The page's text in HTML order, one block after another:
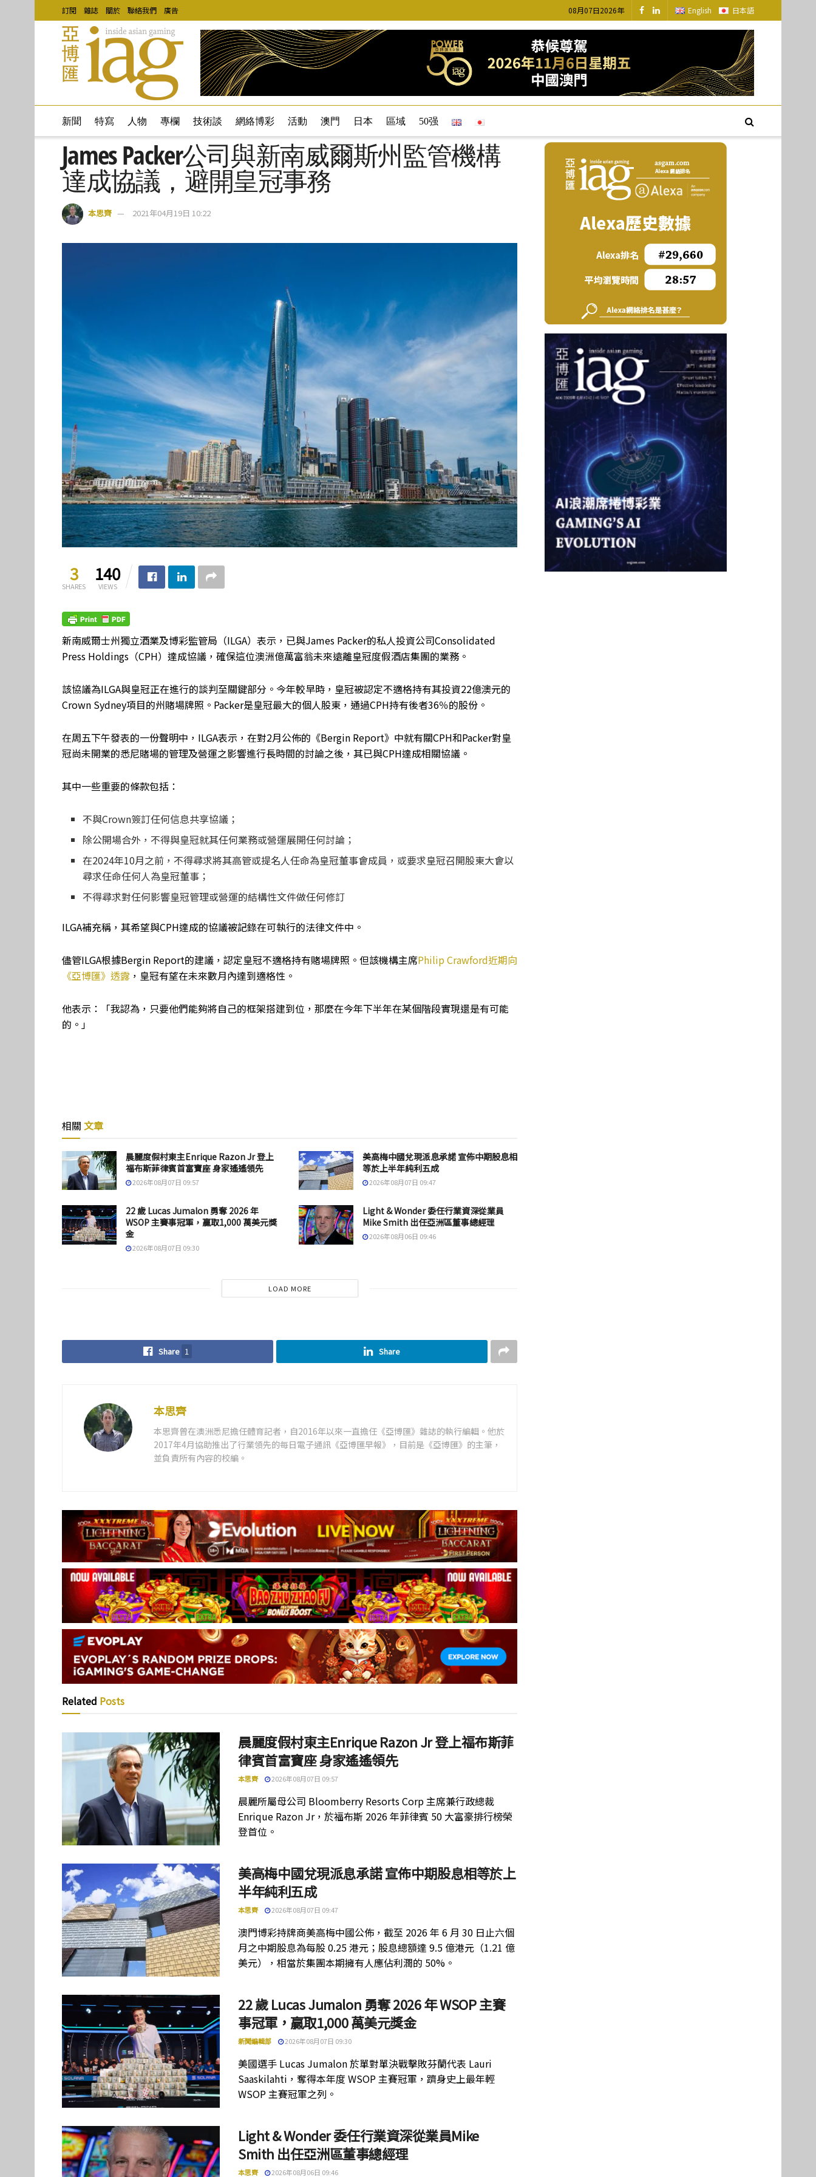
訂閱 雜誌 關於 聯絡我們 廣告 08月07日2026年 English 日本語
新聞 特寫 人物 專欄 技術談 網絡博彩 活動 澳門 日本 區域 50强
James Packer公司與新南威爾斯州監管機構
達成協議，避開皇冠事務
本思齊 2021年04月19日 10:22
3
SHARES
140
VIEWS
新南威爾士州獨立酒業及博彩監管局（ILGA）表示，已與James Packer的私人投資公司Consolidated
Press Holdings（CPH）達成協議，確保這位澳洲億萬富翁未來遠離皇冠度假酒店集團的業務。
該協議為ILGA與皇冠正在進行的談判至關鍵部分。今年較早時，皇冠被認定不適格持有其投資22億澳元的
Crown Sydney項目的州賭場牌照。Packer是皇冠最大的個人股東，通過CPH持有後者36％的股份。
在周五下午發表的一份聲明中，ILGA表示，在對2月公佈的《Bergin Report》中就有關CPH和Packer對皇
冠尚未開業的悉尼賭場的管理及營運之影響進行長時間的討論之後，其已與CPH達成相關協議。
其中一些重要的條款包括：
不與Crown簽訂任何信息共享協議；
除公開場合外，不得與皇冠就其任何業務或營運展開任何討論；
在2024年10月之前，不得尋求將其高管或提名人任命為皇冠董事會成員，或要求皇冠召開股東大會以
尋求任命任何人為皇冠董事；
不得尋求對任何影響皇冠管理或營運的結構性文件做任何修訂
ILGA補充稱，其希望與CPH達成的協議被記錄在可執行的法律文件中。
儘管ILGA根據Bergin Report的建議，認定皇冠不適格持有賭場牌照。但該機構主席Philip Crawford近期向
《亞博匯》透露 ，皇冠有望在未來數月內達到適格性。
他表示：「我認為，只要他們能夠將自己的框架搭建到位，那麼在今年下半年在某個階段實現還是有可能
的。 」
相關 文章
晨麗度假村東主Enrique Razon Jr 登上
福布斯菲律賓首富寶座 身家遙遙領先
2026年08月07日 09:57
美高梅中國兌現派息承諾 宣佈中期股息相
等於上半年純利五成
2026年08月07日 09:47
22 歲 Lucas Jumalon 勇奪 2026 年
WSOP 主賽事冠軍，贏取1,000 萬美元獎
金
2026年08月07日 09:30
Light & Wonder 委任行業資深從業員
Mike Smith 出任亞洲區董事總經理
2026年08月06日 09:46
LOAD MORE
Share 1 Share
本思齊
本思齊曾在澳洲悉尼擔任體育記者，自2016年以來一直擔任《亞博匯》雜誌的執行編輯。他於
2017年4月協助推出了行業領先的每日電子通訊《亞博匯早報》，目前是《亞博匯》的主筆，
並負責所有內容的校編。
Related Posts
晨麗度假村東主Enrique Razon Jr 登上福布斯菲
律賓首富寶座 身家遙遙領先
本思齊 2026年08月07日 09:57
晨麗所屬母公司 Bloomberry Resorts Corp 主席兼行政總裁
Enrique Razon Jr，於福布斯 2026 年菲律賓 50 大富豪排行榜榮
登首位。
美高梅中國兌現派息承諾 宣佈中期股息相等於上
半年純利五成
本思齊 2026年08月07日 09:47
澳門博彩持牌商美高梅中國公佈，截至 2026 年 6 月 30 日止六個
月之中期股息為每股 0.25 港元；股息總額達 9.5 億港元（1.21 億
美元），相當於集團本期擁有人應佔利潤的 50%。
22 歲 Lucas Jumalon 勇奪 2026 年 WSOP 主賽
事冠軍，贏取1,000 萬美元獎金
新聞編輯部 2026年08月07日 09:30
美國選手 Lucas Jumalon 於單對單決戰擊敗芬蘭代表 Lauri
Saaskilahti，奪得本年度 WSOP 主賽冠軍，躋身史上最年輕
WSOP 主賽冠軍之列。
Light & Wonder 委任行業資深從業員Mike
Smith 出任亞洲區董事總經理
本思齊 2026年08月06日 09:46